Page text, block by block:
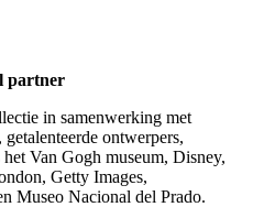
partner
in samenwerking met
ontwerpers,
Van Gogh museum, Disney,
Getty Images,
Museo Nacional del Prado.